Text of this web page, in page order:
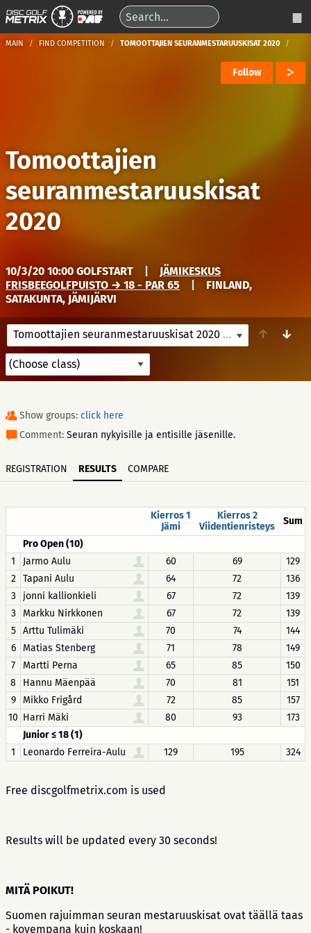
MAIN FIND COMPETITION TOMOOTTAJIEN SEURANMESTARUUSKISAT 2020
Follow
Tomoottajien
seuranmestaruuskisat
2020
10/3/20 10:00 GOLFSTART
JÄMIKESKUS
FRISBEEGOLFPUISTO → 18 - PAR 65
FINLAND,
SATAKUNTA, JÄMIJÄRVI
Tomoottajien seuranmestaruuskisat 2020 ↑ ↓
Show groups: click here
Comment: Seuran nykyisille ja entisille jäsenille.
REGISTRATION RESULTS COMPARE
Kierros 1
Jämi
Kierros 2
Viidentienristeys
Sum
Pro Open (10)
1
Jarmo Aulu 60 69
129
2
Tapani Aulu 64 72
136
3
jonni kallionkieli 67 72
139
3
Markku Nirkkonen 67 72
139
5
Arttu Tulimäki 70 74
144
6
Matias Stenberg 71 78
149
7
Martti Perna 65 85
150
8
Hannu Mäenpää 70 81
151
9
Mikko Frigård 72 85
157
10 Harri Mäki 80 93
173
Junior ≤ 18 (1)
1
Leonardo Ferreira-Aulu 129 195 324
Free discgolfmetrix.com is used
Results will be updated every 30 seconds!
MITÄ POIKUT!
Suomen rajuimman seuran mestaruuskisat ovat täällä taas
- kovempana kuin koskaan!